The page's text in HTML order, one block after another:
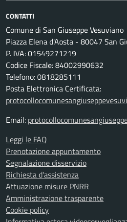
CONTATTI
Comune di San Giuseppe Vesuviano
Piazza Elena d'Aosta - 80047 San
P. IVA: 01549271219
Codice Fiscale: 84002990632
Telefono: 0818285111
Posta Elettronica Certificata:
Email:
Leggi le FAQ
Prenotazione appuntamento
Segnalazione disservizio
Richiesta d'assistenza
Attuazione misure PNRR
Amministrazione trasparente
Cookie policy